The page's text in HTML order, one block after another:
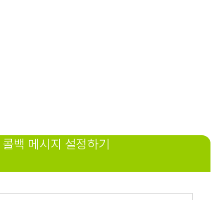
콜백 메시지 설정하기